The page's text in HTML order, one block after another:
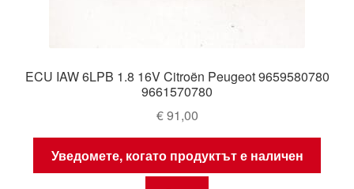
ECU IAW 6LPB 1.8 16V Citroën Peugeot 9659580780
9661570780
€91,00
Уведомете, когато продуктът е наличен